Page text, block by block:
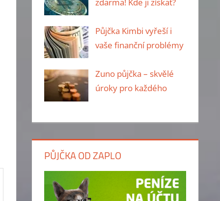
zdarma! Kde ji získat?
Půjčka Kimbi vyřeší i
vaše finanční problémy
Zuno půjčka – skvělé
úroky pro každého
PŮJČKA OD ZAPLO